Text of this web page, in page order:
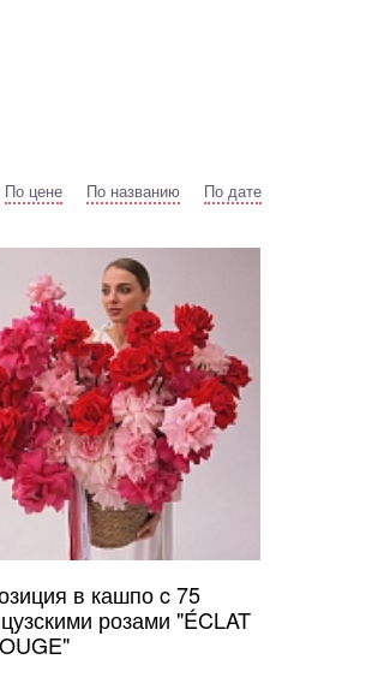
По цене По названию По дате
в кашпо c 75
розами "ÉCLAT